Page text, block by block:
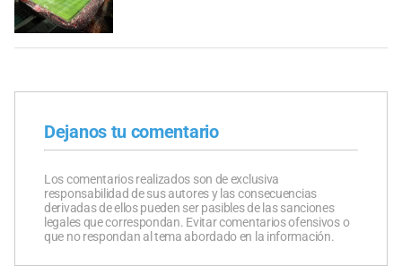
Dejanos tu comentario
Los comentarios realizados son de exclusiva
responsabilidad de sus autores y las consecuencias
derivadas de ellos pueden ser pasibles de las sanciones
legales que correspondan. Evitar comentarios ofensivos o
que no respondan al tema abordado en la información.